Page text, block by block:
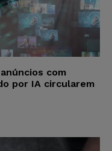
com
por IA circularem